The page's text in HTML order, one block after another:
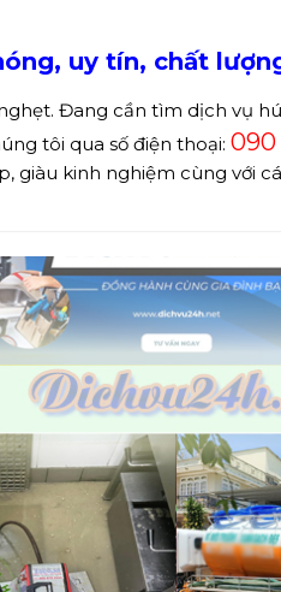
uy tín, chất
Đang cần tìm dịch vụ
tôi qua số điện thoại: 090
giàu kinh nghiệm cùng với